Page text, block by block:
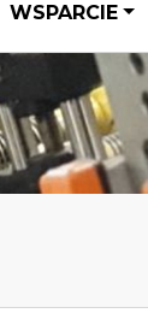
WSPARCIE